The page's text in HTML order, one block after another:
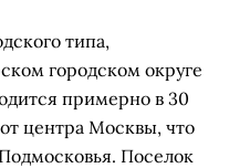
типа,
городском округе
примерно в 30
центра Москвы, что
Поселок